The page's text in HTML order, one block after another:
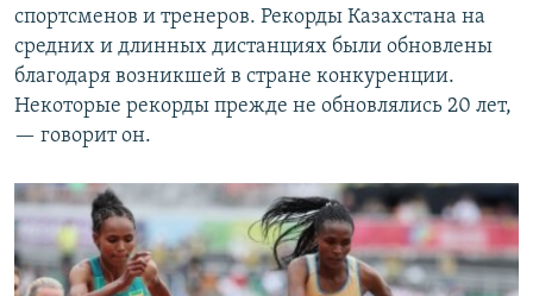
спортсменов и тренеров. Рекорды Казахстана на
средних и длинных дистанциях были обновлены
благодаря возникшей в стране конкуренции.
Некоторые рекорды прежде не обновлялись 20 лет,
— говорит он.